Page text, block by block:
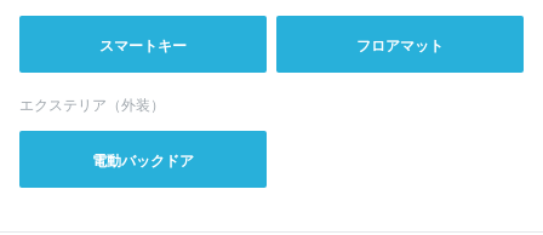
スマートキー フロアマット
エクステリア（外装）
電動バックドア